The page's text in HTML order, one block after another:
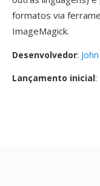
formatos via
ImageMagick.
Desenvolvedor:
Lançamento inicial: